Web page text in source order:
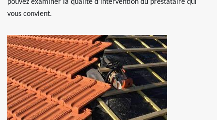
pouvez examiner la qualité d’intervention du prestataire qui
vous convient.